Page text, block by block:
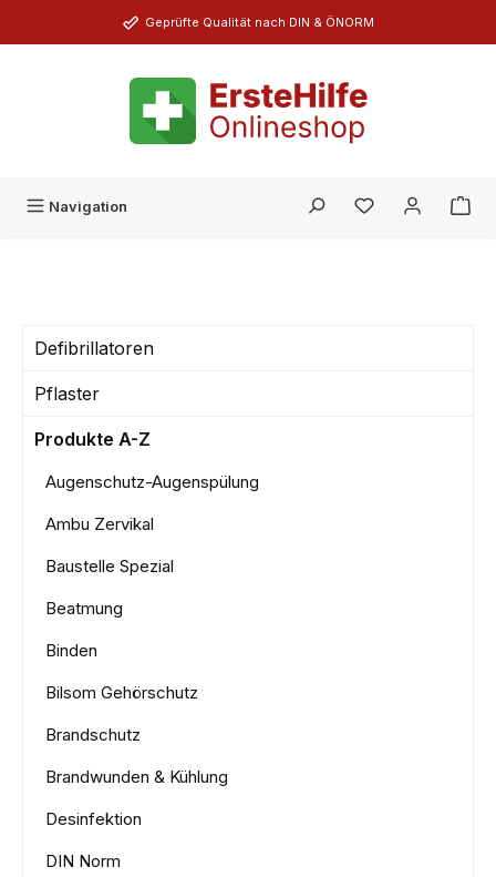
Zum Hauptinhalt springenGeprüfte Qualität nach DIN & ÖNORM
Navigation Du hast 0
Defibrillatoren
Pflaster
Produkte A-Z
Augenschutz-Augenspülung
Ambu Zervikal
Baustelle Spezial
Beatmung
Binden
Bilsom Gehörschutz
Brandschutz
Brandwunden & Kühlung
Desinfektion
DIN Norm